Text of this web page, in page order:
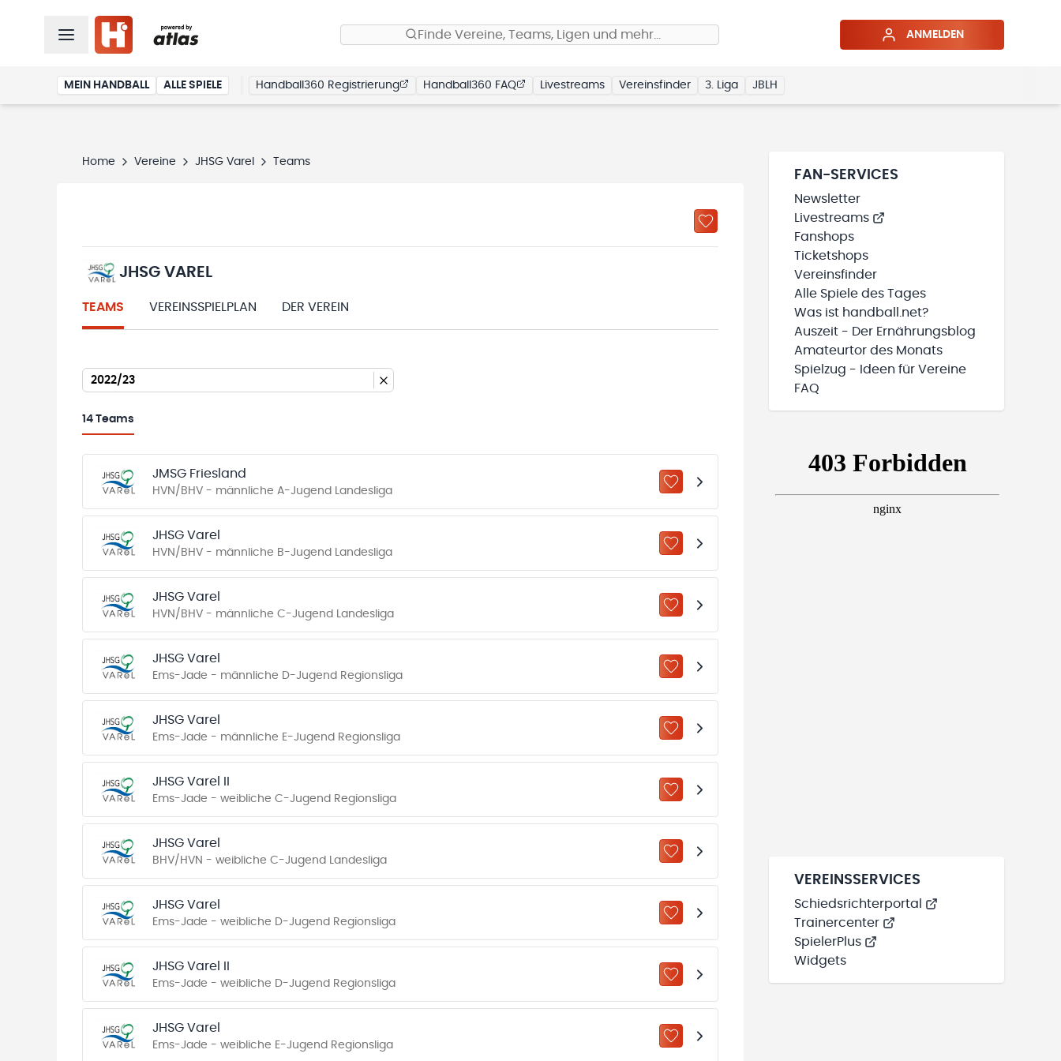
Finde Vereine, Teams, Ligen und mehr… ANMELDEN
MEIN HANDBALL ALLE SPIELE Handball360 Registrierung Handball360 FAQ Livestreams Vereinsfinder 3. Liga JBLH
Home Vereine JHSG Varel Teams
JHSG VAREL
TEAMS VEREINSSPIELPLAN DER VEREIN
2022/23
14 Teams
JMSG Friesland
HVN/BHV - männliche A-Jugend Landesliga ZU „MEINE TEAMS“ HINZUFÜGEN
JHSG Varel
HVN/BHV - männliche B-Jugend Landesliga ZU „MEINE TEAMS“ HINZUFÜGEN
JHSG Varel
HVN/BHV - männliche C-Jugend Landesliga ZU „MEINE TEAMS“ HINZUFÜGEN
JHSG Varel
Ems-Jade - männliche D-Jugend Regionsliga ZU „MEINE TEAMS“ HINZUFÜGEN
JHSG Varel
Ems-Jade - männliche E-Jugend Regionsliga ZU „MEINE TEAMS“ HINZUFÜGEN
JHSG Varel II
Ems-Jade - weibliche C-Jugend Regionsliga ZU „MEINE TEAMS“ HINZUFÜGEN
JHSG Varel
BHV/HVN - weibliche C-Jugend Landesliga ZU „MEINE TEAMS“ HINZUFÜGEN
JHSG Varel
Ems-Jade - weibliche D-Jugend Regionsliga ZU „MEINE TEAMS“ HINZUFÜGEN
JHSG Varel II
Ems-Jade - weibliche D-Jugend Regionsliga ZU „MEINE TEAMS“ HINZUFÜGEN
JHSG Varel
Ems-Jade - weibliche E-Jugend Regionsliga ZU „MEINE TEAMS“ HINZUFÜGEN
FAN-SERVICES
Newsletter
Livestreams
Fanshops
Ticketshops
Vereinsfinder
Alle Spiele des Tages
Was ist handball.net?
Auszeit - Der Ernährungsblog
Amateurtor des Monats
Spielzug - Ideen für Vereine
FAQ
VEREINSSERVICES
Schiedsrichterportal
Trainercenter
SpielerPlus
Widgets